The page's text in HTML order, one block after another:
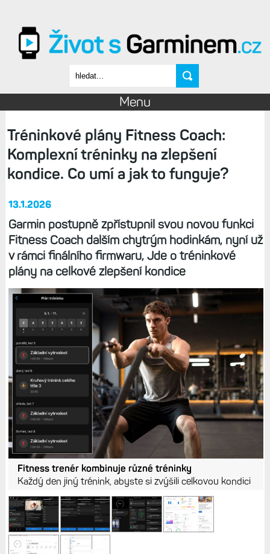
Vyhledávání
Menu
Tréninkové plány Fitness Coach:
Komplexní tréninky na zlepšení
kondice. Co umí a jak to funguje?
13.1.2026
Garmin postupně zpřístupnil svou novou funkci
Fitness Coach dalším chytrým hodinkám, nyní už
v rámci finálního firmwaru, Jde o tréninkové
plány na celkové zlepšení kondice
Fitness trenér kombinuje různé tréninky
Každý den jiný trénink, abyste si zvýšili celkovou kondici